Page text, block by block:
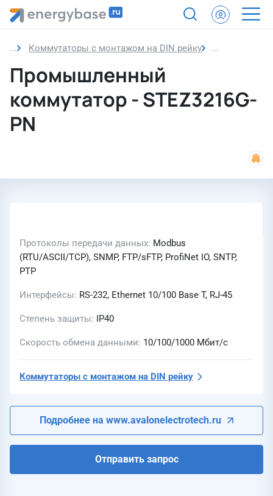
Коммутаторы с монтажом на DIN рейку
Промышленный
коммутатор - STEZ3216G-
PN
Протоколы передачи данных Modbus
(RTU/ASCII/TCP), SNMP, FTP/sFTP, ProfiNet IO, SNTP,
PTP
Интерфейсы RS-232, Ethernet 10/100 Base T, RJ-45
Степень защиты IP40
Скорость обмена данными 10/100/1000 Мбит/с
Коммутаторы с монтажом на DIN рейку
Подробнее на www.avalonelectrotech.ru
Отправить запрос